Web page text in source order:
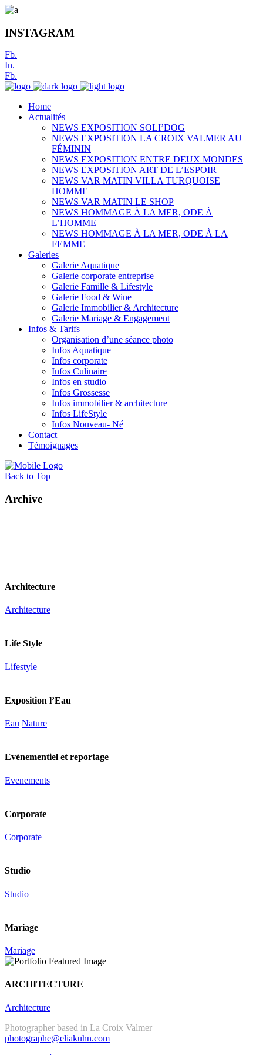
INSTAGRAM
Fb.
In.
Fb.
Home
Actualités
NEWS EXPOSITION SOLI’DOG
NEWS EXPOSITION LA CROIX VALMER AU
FÉMININ
NEWS EXPOSITION ENTRE DEUX MONDES
NEWS EXPOSITION ART DE L’ESPOIR
NEWS VAR MATIN VILLA TURQUOISE
HOMME
NEWS VAR MATIN LE SHOP
NEWS HOMMAGE À LA MER, ODE À
L’HOMME
NEWS HOMMAGE À LA MER, ODE À LA
FEMME
Galeries
Galerie Aquatique
Galerie corporate entreprise
Galerie Famille & Lifestyle
Galerie Food & Wine
Galerie Immobilier & Architecture
Galerie Mariage & Engagement
Infos & Tarifs
Organisation d’une séance photo
Infos Aquatique
Infos corporate
Infos Culinaire
Infos en studio
Infos Grossesse
Infos immobilier & architecture
Infos LifeStyle
Infos Nouveau- Né
Contact
Témoignages
Back to Top
Archive
Architecture
Architecture
Life Style
Lifestyle
Exposition l’Eau
Eau Nature
Evénementiel et reportage
Evenements
Corporate
Corporate
Studio
Studio
Mariage
Mariage
ARCHITECTURE
Architecture
Photographer based in La Croix Valmer
photographe@eliakuhn.com